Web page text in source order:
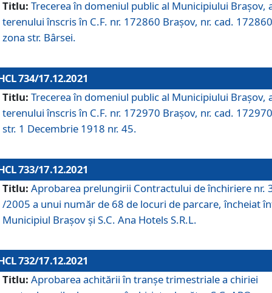
Titlu: Trecerea în domeniul public al Municipiului Braşov,
terenului înscris în C.F. nr. 172860 Brașov, nr. cad.
zona str. Bârsei.
734/17.12.2021
Titlu: Trecerea în domeniul public al Municipiului Braşov,
terenului înscris în C.F. nr. 172970 Brașov, nr. cad.
str. 1 Decembrie 1918 nr. 45.
733/17.12.2021
Titlu: Aprobarea prelungirii Contractului de închiriere nr.
/2005 a unui număr de 68 de locuri de parcare, încheiat
Municipiul Braşov şi S.C. Ana Hotels S.R.L.
732/17.12.2021
Titlu: Aprobarea achitării în tranșe trimestriale a chiriei